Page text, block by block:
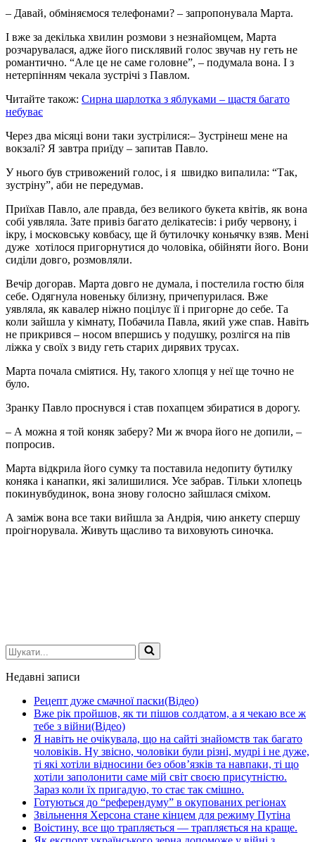
– Давай, обміняємося телефонами? – запропонувала Марта.
І вже за декілька хвилин розмови з незнайомцем, Марта
розчарувалася, адже його писклявий голос звучав ну геть не
романтично. “Але це не саме головне”, – подумала вона. І з
нетерпінням чекала зустрічі з Павлом.
Читайте також: Сирна шарлотка з яблуками – щастя багато
небуває
Через два місяці вони таки зустрілися:– Зустрінеш мене на
вокзалі? Я завтра приїду – запитав Павло.
У нього був стривожений голос, і я швидко випалила: “Так,
зустріну”, аби не передумав.
Приїхав Павло, але правда, без великого букета квітів, як вона
собі уявляла. Зате привіз багато делікатесів: і рибу червону, і
ікру, і московську ковбасу, ще й бутилочку коньячку взяв. Мені
дуже хотілося пригорнутися до чоловіка, обійняти його. Вони
сиділи довго, розмовляли.
Вечір догорав. Марта довго не думала, і постелила гостю біля
себе. Одягнула новеньку білизну, причепурилася. Вже
уявляла, як кавалер ніжно поцілує її і пригорне до себе. Та
коли зайшла у кімнату, Побачила Павла, який уже спав. Навіть
не прикрився – носом впершись у подушку, розлігся на пів
ліжка у своїх з виду геть старих дирявих трусах.
Марта почала сміятися. Ну, такого хлопця у неї ще точно не
було.
Зранку Павло проснувся і став похапцем збиратися в дорогу.
– А можна я той коняк заберу? Ми ж вчора його не допили, –
попросив.
Марта відкрила його сумку та поставила недопиту бутилку
коняка і канапки, які залишилися. Усе забрав. Тільки хлопець
покинувбудинок, вона знову голосно зайшлася сміхом.
А заміж вона все таки вийшла за Андрія, чию анкету спершу
проігнорувала. Живуть щасливо та виховують синочка.
Шукати...
Недавні записи
Рецепт дуже смачної паски(Відео)
Вже рік пройшов, як ти пішов солдатом, а я чекаю все ж
тебе з війни(Відео)
Я навіть не очікувала, що на сайті знайомств так багато
чоловіків. Ну звісно, чоловіки були різні, мудрі і не дуже,
ті які хотіли відносини без обов’язків та навпаки, ті що
хотіли заполонити саме мій світ своєю присутністю.
Зараз коли їх пригадую, то стає так смішно.
Готуються до “референдуму” в окупованих регіонах
Звільнення Херсона стане кінцем для режиму Путіна
Воістину, все що трапляється — трапляється на краще.